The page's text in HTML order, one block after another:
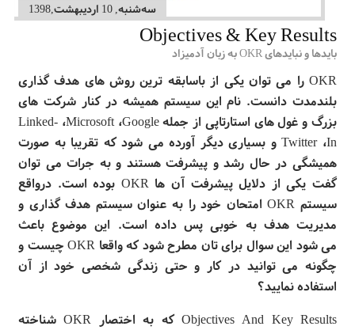
ﺳﻪشنبه, 10 اردیبهشت,1398
Objectives & Key Results
بایدها و نبایدهای OKR به زبان آدمیزاد
OKRرا می توان یکی از باسابقه ترین روش های هدف گذاری
بلندمدت دانست. نام این سیستم همیشه در کنار شرکت های
بزرگ و غول های استارتاپی از جملهGoogle،‌Microsoft، Linked-
In،Twitterو بسیاری دیگر آورده می شود که تقریبا به صورت
همیشگی در حال رشد و پیشرفت هستند و به جرات می توان
گفت یکی از دلایل پیشرفت آن ها OKR بوده است. درواقع
سیستمOKR امتحان خود را به عنوان سیستم هدف گذاری و
مدیریت هدف به خوبی پس داده است. این موضوع باعث
می شود این سوال برای تان مطرح شود که واقعا OKR چیست و
چگونه می توانید در کار و حتی زندگی شخصی خود از آن
استفاده نمایید؟
Objectives And Key Results که به اختصار OKR شناخته